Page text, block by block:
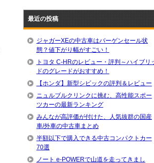
最近の投稿
ジャガーXEの中古車はバーゲンセール状
態？値下がり幅がすごい！
トヨタ C-HRのレビュー・評判～ハイブリ
ドのグレードがおすすめ！
【ホンダ】新型シビックの評判＆レビュー
ニュルブルクリンクに挑む、高性能スポー
ツカーの最新ランキング
みんなが高評価が付けた、人気抜群の国産
車/外車の中古車まとめ
半額以下で購入できる中古コンパクトカー
70選
ノート e-POWERで山道を走ってきまし